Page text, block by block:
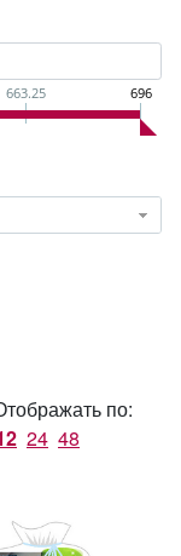
663.25 696
по:
24 48